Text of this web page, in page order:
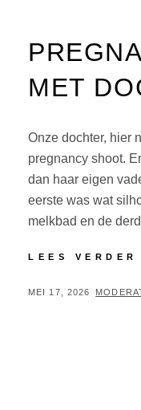
MET
Onze dochter, hier
pregnancy shoot.
dan haar eigen
eerste was wat
melkbad en de
LEES VERDER
GEPLAATST
MEI 17, 2026 BY